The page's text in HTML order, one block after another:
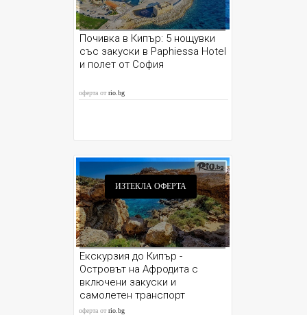
Почивка в Кипър: 5 нощувки
със закуски в Paphiessa Hotel
и полет от София
оферта отrio.bg
ИЗТЕКЛА ОФЕРТА
Екскурзия до Кипър -
Островът на Афродита с
включени закуски и
самолетен транспорт
оферта отrio.bg